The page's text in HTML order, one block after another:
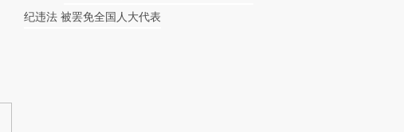
纪违法 被罢免全国人大代表